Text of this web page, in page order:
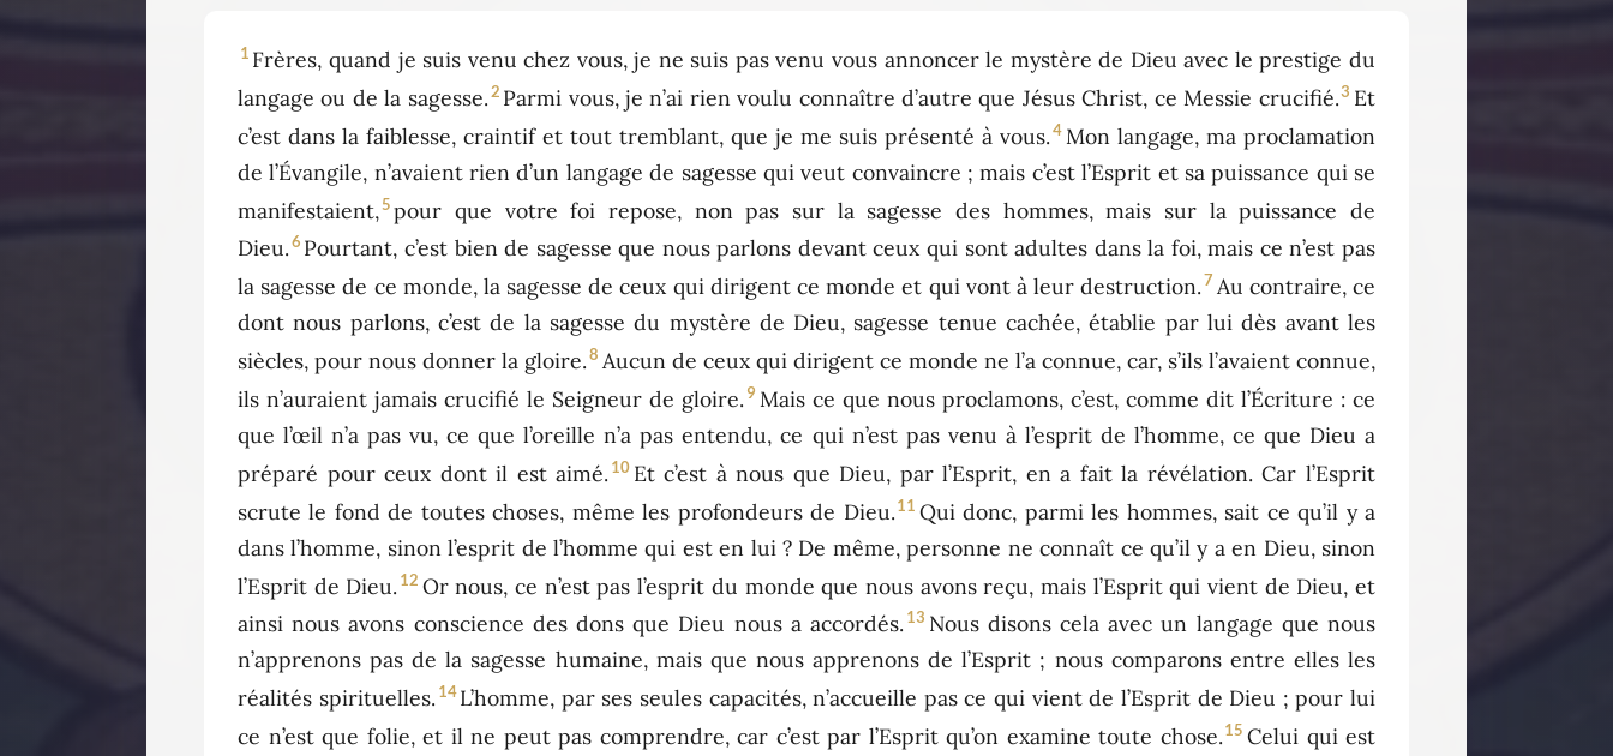
1 Frères, quand je suis venu chez vous, je ne suis pas venu vous annoncer le mystère de Dieu avec le prestige du
langage ou de la sagesse.2 Parmi vous, je n’ai rien voulu connaître d’autre que Jésus Christ, ce Messie crucifié.3 Et
c’est dans la faiblesse, craintif et tout tremblant, que je me suis présenté à vous. 4 Mon langage, ma proclamation
de l’Évangile, n’avaient rien d’un langage de sagesse qui veut convaincre ; mais c’est l’Esprit et sa puissance qui se
manifestaient,5 pour que votre foi repose, non pas sur la sagesse des hommes, mais sur la puissance de
Dieu.6 Pourtant, c’est bien de sagesse que nous parlons devant ceux qui sont adultes dans la foi, mais ce n’est pas
la sagesse de ce monde, la sagesse de ceux qui dirigent ce monde et qui vont à leur destruction.7 Au contraire, ce
dont nous parlons, c’est de la sagesse du mystère de Dieu, sagesse tenue cachée, établie par lui dès avant les
siècles, pour nous donner la gloire.8 Aucun de ceux qui dirigent ce monde ne l’a connue, car, s’ils l’avaient connue,
ils n’auraient jamais crucifié le Seigneur de gloire. 9 Mais ce que nous proclamons, c’est, comme dit l’Écriture : ce
que l’œil n’a pas vu, ce que l’oreille n’a pas entendu, ce qui n’est pas venu à l’esprit de l’homme, ce que Dieu a
préparé pour ceux dont il est aimé. 10 Et c’est à nous que Dieu, par l’Esprit, en a fait la révélation. Car l’Esprit
scrute le fond de toutes choses, même les profondeurs de Dieu.11 Qui donc, parmi les hommes, sait ce qu’il y a
dans l’homme, sinon l’esprit de l’homme qui est en lui ? De même, personne ne connaît ce qu’il y a en Dieu, sinon
l’Esprit de Dieu. 12 Or nous, ce n’est pas l’esprit du monde que nous avons reçu, mais l’Esprit qui vient de Dieu, et
ainsi nous avons conscience des dons que Dieu nous a accordés. 13 Nous disons cela avec un langage que nous
n’apprenons pas de la sagesse humaine, mais que nous apprenons de l’Esprit ; nous comparons entre elles les
réalités spirituelles. 14 L’homme, par ses seules capacités, n’accueille pas ce qui vient de l’Esprit de Dieu ; pour lui
ce n’est que folie, et il ne peut pas comprendre, car c’est par l’Esprit qu’on examine toute chose.15 Celui qui est